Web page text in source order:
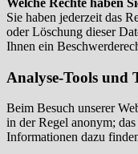
Welche Rechte haben
Sie haben jederzeit das
oder Löschung dieser
Ihnen ein
Analyse-Tools und
Beim Besuch unserer
in der Regel anonym;
Informationen dazu